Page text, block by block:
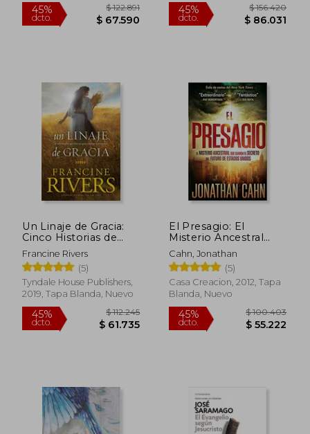
45% 45%
Un Linaje de Gracia:
Cinco Historias de
Mujeres que Dios usó
Para Cambiar la
Eternidad
Francine Rivers
(5)
Tyndale House Publishers,
2019, Tapa Blanda, Nuevo
El Presagio: El
Misterio Ancestral
Que Guarda El
Secreto del Futuro
del Mundo / The
Harbinger: The
Ancient Mystery That
America's
Cahn, Jonathan
(5)
Casa Creacion, 2012, Tapa
Blanda, Nuevo